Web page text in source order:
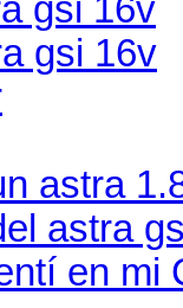
gsi 16v
gsi 16v
astra
astra
en mi